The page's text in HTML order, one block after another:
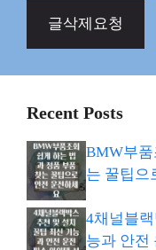
글삭제요청
Recent Posts
BMW부
는 꿀팁으
4채널블
능과 안전